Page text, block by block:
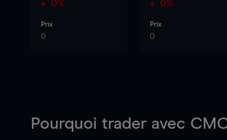
0%
Prix
0
0%
Prix
0
Pourquoi trader avec